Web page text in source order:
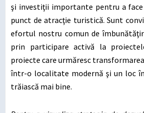
şi investiţii importante pentru a
punct de atracţie turistică. Sunt
efortul nostru comun de
prin participare activă la
proiecte care urmăresc
într-o localitate modernă şi un loc
trăiască mai bine.